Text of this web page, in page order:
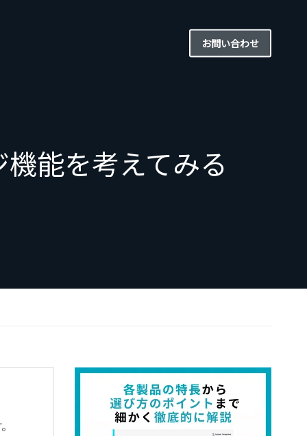
お問い合わせ
能を考えてみる